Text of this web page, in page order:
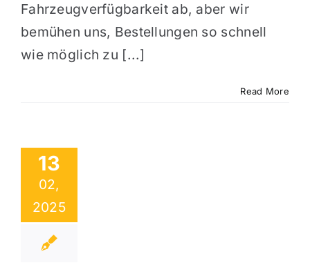
Fahrzeugverfügbarkeit ab, aber wir
bemühen uns, Bestellungen so schnell
wie möglich zu [...]
Read More
13
02,
2025